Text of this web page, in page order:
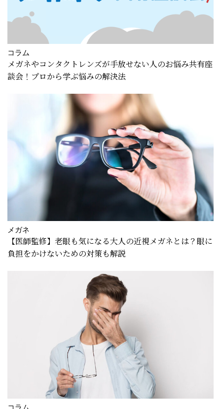
コラム
メガネやコンタクトレンズが手放せない人のお悩み共有座
談会！プロから学ぶ悩みの解決法
メガネ
【医師監修】老眼も気になる大人の近視メガネとは？眼に
負担をかけないための対策も解説
コラム